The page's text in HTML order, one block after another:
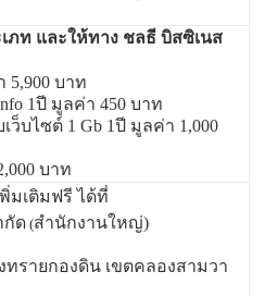
ภท และให้ทาง ชลธี บิสซิเนส
5,900 บาท
1ปี มูลค่า 450 บาท
บไซต์ 1 Gb 1ปี มูลค่า 1,000
บาท
มเติมฟรี ได้ที่
กัด (สำนักงานใหญ่)
ทรายกองดิน เขตคลองสามวา